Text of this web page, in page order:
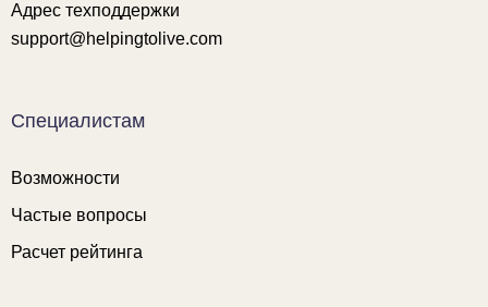
Адрес техподдержки
support@helpingtolive.com
Специалистам
Возможности
Частые вопросы
Расчет рейтинга